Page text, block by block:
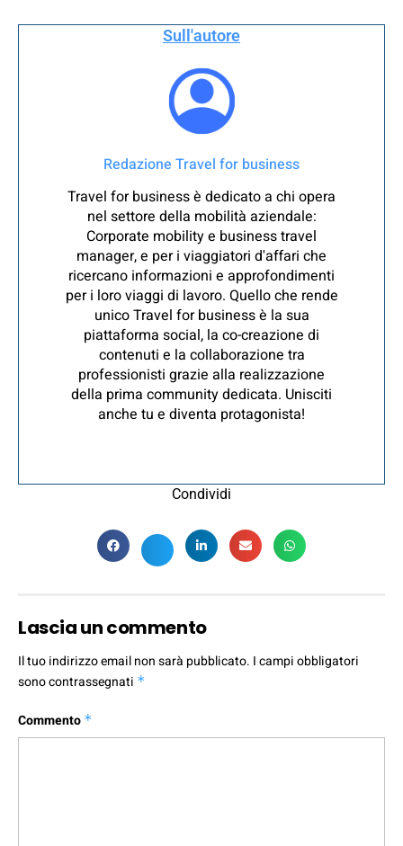
Sull'autore
Redazione Travel for business
Travel for business è dedicato a chi opera
nel settore della mobilità aziendale:
Corporate mobility e business travel
manager, e per i viaggiatori d'affari che
ricercano informazioni e approfondimenti
per i loro viaggi di lavoro. Quello che rende
unico Travel for business è la sua
piattaforma social, la co-creazione di
contenuti e la collaborazione tra
professionisti grazie alla realizzazione
della prima community dedicata. Unisciti
anche tu e diventa protagonista!
Condividi
Lascia un commento
Il tuo indirizzo email non sarà pubblicato. I campi obbligatori
sono contrassegnati *
Commento *